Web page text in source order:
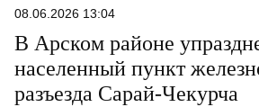
08.06.2026 13:04
В Арском районе
населенный пункт
разъезда Сарай-Чекурча